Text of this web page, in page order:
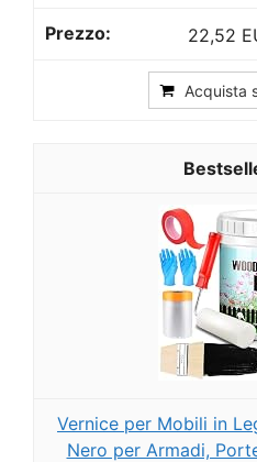
22,52
Acquista
Vernice per Mobili in
Nero per Armadi,